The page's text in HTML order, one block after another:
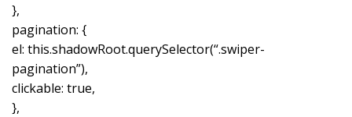
},
pagination: {
el: this.shadowRoot.querySelector(“.swiper-
pagination”),
clickable: true,
},